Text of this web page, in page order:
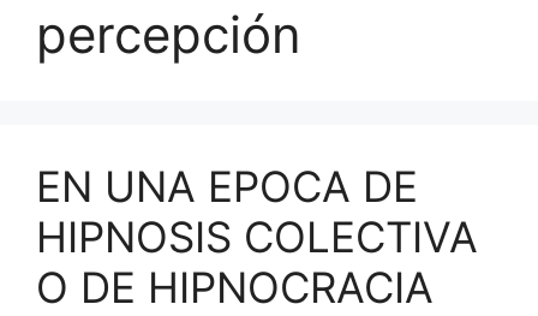
percepción
EN UNA EPOCA DE
HIPNOSIS COLECTIVA
O DE HIPNOCRACIA